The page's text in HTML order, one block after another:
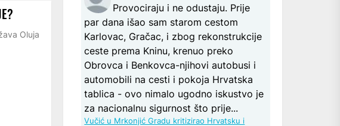
Oluja
Provociraju i ne odustaju. Prije
par dana išao sam starom cestom
Karlovac, Gračac, i zbog rekonstrukcije
ceste prema Kninu, krenuo preko
Obrovca i Benkovca-njihovi autobusi i
automobili na cesti i pokoja Hrvatska
tablica - ovo nimalo ugodno iskustvo je
za nacionalnu sigurnost što prije...
Vučić u Mrkonjić Gradu kritizirao Hrvatsku i